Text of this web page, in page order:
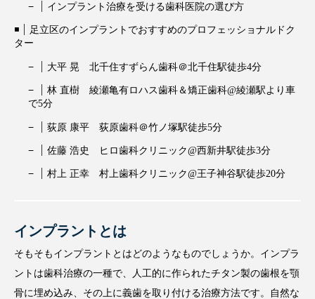
インプラント治療を受ける歯科医院の選び方
足立区のインプラントでおすすめのプロフェッショナルドク
ター
大平 晃 北千住すずらん歯科＠北千住駅徒歩4分
林 直樹 綾瀬亀有ロハス歯科＆矯正歯科@綾瀬駅より車
で5分
荻原 康平 荻原歯科＠竹ノ塚駅徒歩5分
佐藤 浩史 ヒロ歯科クリニック@西新井駅徒歩3分
村上 正幸 村上歯科クリニック@王子神谷駅徒歩20分
インプラントとは
そもそもインプラントとはどのようなものでしょうか。インプラ
ントは歯科治療の一種で、人工的に作られたチタン製の歯根を顎
骨に埋め込み、その上に義歯を取り付ける治療方法です。自然な